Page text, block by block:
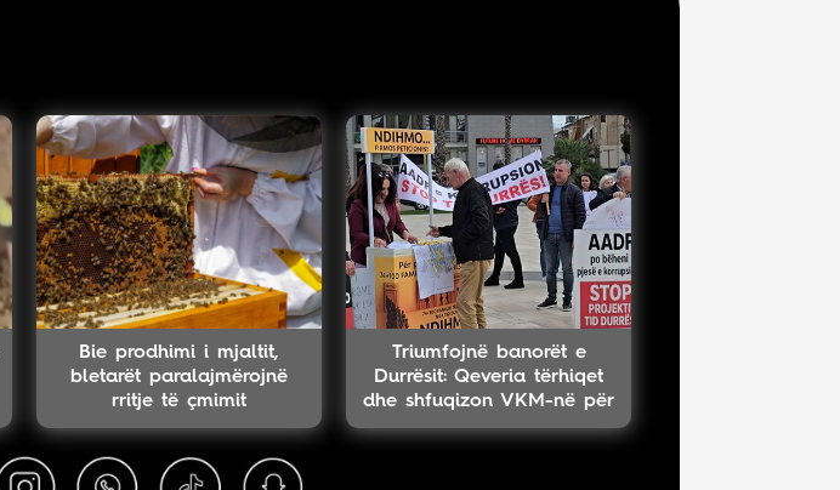
Bie prodhimi i mjaltit,
bletarët paralajmërojnë
rritje të çmimit
Triumfojnë banorët e
Durrësit: Qeveria tërhiqet
dhe shfuqizon VKM-në për
projektin TID